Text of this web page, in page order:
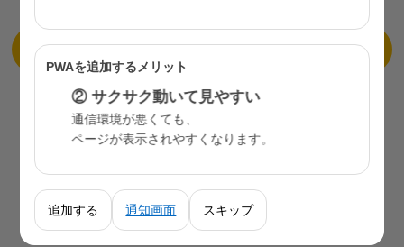
ヒアリング結果を基に、働き方や職場の様子など、企
業の現状に沿った取組支援を行います。
【取組支援を受けた企業の声】
東京商工会議所ウェブサイト「健康経営倶楽部」
（専門家派遣制度取組事例一覧）のページでは、実
んだ企業の事例を紹介しています。
東京都職域健康促進サポート事業 専門家派遣制度
取組事例一覧
PWAを追加するメリット
② サクサク動いて見やすい
通信環境が悪くても、
ページが表示されやすくなります。
追加する 通知画面 スキップ